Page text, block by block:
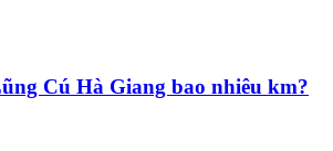
Cú Hà Giang bao nhiêu km?